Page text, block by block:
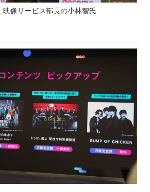
映像サービス部長の小林智氏